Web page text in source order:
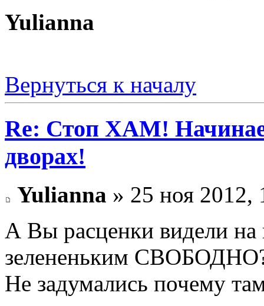
Yulianna
Вернуться к началу
Re: Стоп ХАМ!
дворах!
Yulianna » 25 ноя 2012,
А Вы расценки видели на
зелененьким
Не задумались почему